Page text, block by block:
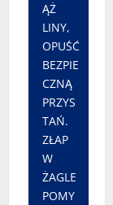
ĄŻ
LINY,
OPUŚĆ
BEZPIE
CZNĄ
PRZYS
TAŃ.
ZŁAP
W
ŻAGLE
POMY